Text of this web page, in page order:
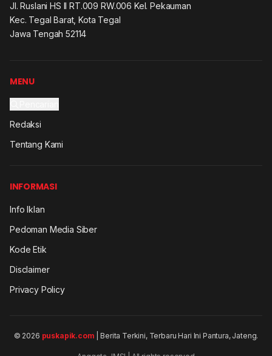
Jl. Ruslani HS II RT.009 RW.006 Kel. Pekauman
Kec. Tegal Barat, Kota Tegal
Jawa Tengah 52114
MENU
Redaksi
Tentang Kami
INFORMASI
Info Iklan
Pedoman Media Siber
Kode Etik
Disclaimer
Privacy Policy
© 2026 puskapik.com | Berita Terkini, Terbaru Hari Ini Pantura, Jateng.